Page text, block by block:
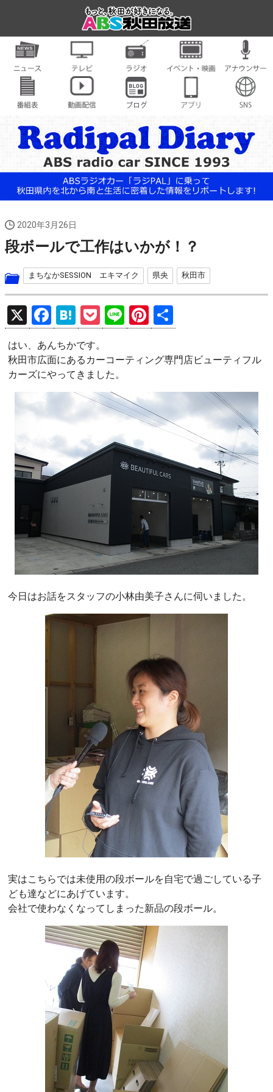
2020年3月26日
段ボールで工作はいかが！？
まちなかSESSION エキマイク 県央 秋田市
X
F
a
ce
b
o
o
k
H
at
e
n
a
P
o
ck
et
Li
n
e
Pi
nt
er
有
はい、あんちかです。
秋田市広面にあるカーコーティング専門店ビューティフル
カーズにやってきました。
今日はお話をスタッフの小林由美子さんに伺いました。
実はこちらでは未使用の段ボールを自宅で過ごしている子
ども達などにあげています。
会社で使わなくなってしまった新品の段ボール。